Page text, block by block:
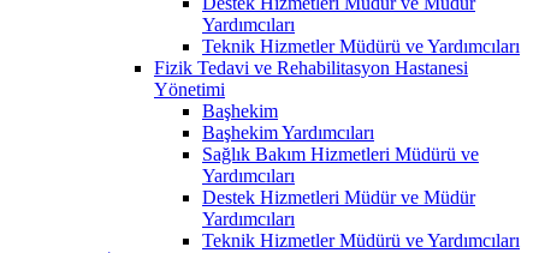
Yardımcıları
Teknik Hizmetler Müdürü ve Yardımcıları
Fizik Tedavi ve Rehabilitasyon Hastanesi
Yönetimi
Başhekim
Başhekim Yardımcıları
Sağlık Bakım Hizmetleri Müdürü ve
Yardımcıları
Destek Hizmetleri Müdür ve Müdür
Yardımcıları
Teknik Hizmetler Müdürü ve Yardımcıları